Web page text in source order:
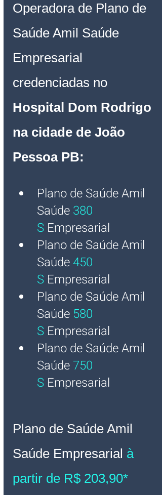
Operadora de Plano de
Saúde Amil Saúde
Empresarial
credenciadas no
Hospital Dom Rodrigo
na cidade de João
Pessoa PB:
Plano de Saúde Amil
Saúde 380
S Empresarial
Plano de Saúde Amil
Saúde450
S Empresarial
Plano de Saúde Amil
Saúde 580
S Empresarial
Plano de Saúde Amil
Saúde 750
S Empresarial
Plano de Saúde Amil
Saúde Empresarial à
partir de R$ 203,90*